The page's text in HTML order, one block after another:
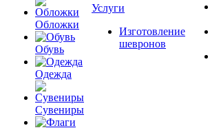
Обложки
Обувь
Одежда
Сувениры
Услуги
Изготовление
шевронов